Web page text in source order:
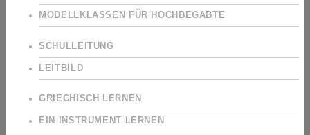
MODELLKLASSEN FÜR HOCHBEGABTE
SCHULLEITUNG
LEITBILD
GRIECHISCH LERNEN
EIN INSTRUMENT LERNEN